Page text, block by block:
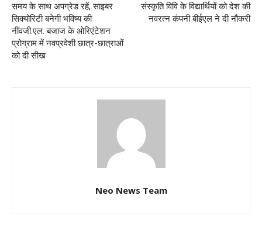
समय के साथ अपग्रेड रहें, साइबर
सिक्योरिटी बनेगी भविष्य की
नींवजी.एल. बजाज के ओरिएंटेशन
प्रोग्राम में नवप्रवेशी छात्र-छात्राओं
को दी सीख
संस्कृति विवि के विद्यार्थियों को देश की
नवरत्न कंपनी बीईएल ने दी नौकरी
Neo News Team